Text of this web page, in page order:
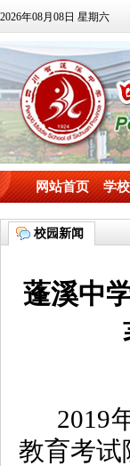
2026年08月08日 星期六
网站首页 学
校园新闻
蓬溪中
2019
教育考试